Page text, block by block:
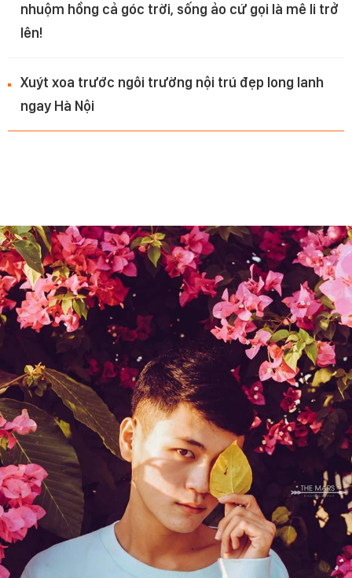
nhuộm hồng cả góc trời, sống ảo cứ gọi là mê li trở
lên!
Xuýt xoa trước ngôi trường nội trú đẹp long lanh
ngay Hà Nội